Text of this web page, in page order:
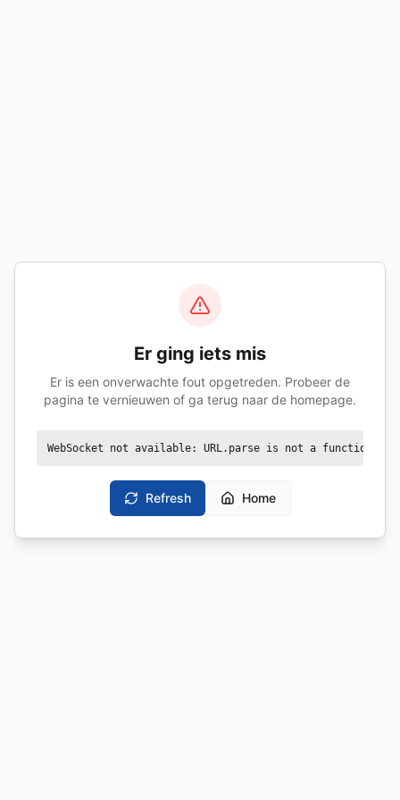
Er ging iets mis
Er is een onverwachte fout opgetreden. Probeer de
pagina te vernieuwen of ga terug naar de homepage.
WebSocket not available: URL.parse is not a function
Refresh Home